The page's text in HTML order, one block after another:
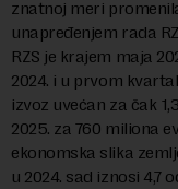
znatnoj meri
unapređenjem rada
RZS je krajem maja
2024. i u prvom
izvoz uvećan za čak
2025. za 760 miliona
ekonomska slika
u 2024. sad iznosi 4,7